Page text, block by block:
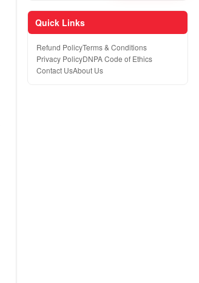
Quick Links
Refund PolicyTerms & Conditions
Privacy PolicyDNPA Code of Ethics
Contact UsAbout Us